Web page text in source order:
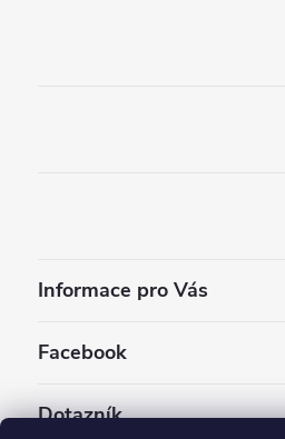
Informace pro Vás
Facebook
Dotazník